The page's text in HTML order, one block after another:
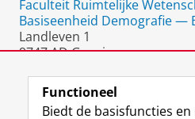
Faculteit Ruimtelijke
Basiseenheid Demografie —
Landleven 1
9747 AD Groningen
Functioneel
Biedt de basisfuncties